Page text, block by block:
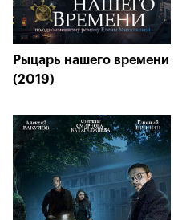
Рыцарь нашего времени
(2019)